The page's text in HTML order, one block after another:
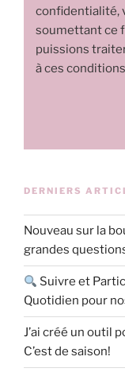
confidentialité,
soumettant ce
puissions
à ces
DERNIERS
Nouveau sur la
grandes
Suivre et
Quotidien pour
J’ai créé un outil
C’est de saison!